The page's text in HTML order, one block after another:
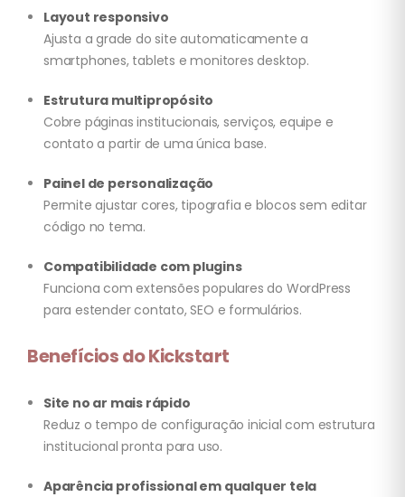
Layout responsivo
Ajusta a grade do site automaticamente a
smartphones, tablets e monitores desktop.
Estrutura multipropósito
Cobre páginas institucionais, serviços, equipe e
contato a partir de uma única base.
Painel de personalização
Permite ajustar cores, tipografia e blocos sem editar
código no tema.
Compatibilidade com plugins
Funciona com extensões populares do WordPress
para estender contato, SEO e formulários.
Benefícios do Kickstart
Site no ar mais rápido
Reduz o tempo de configuração inicial com estrutura
institucional pronta para uso.
Aparência profissional em qualquer tela